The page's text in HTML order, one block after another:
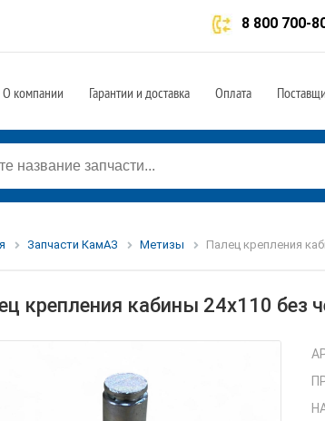
8 800 700-
О компании Гарантии и доставка Оплата
Запчасти КамАЗ Метизы Палец крепления
крепления кабины 24х110